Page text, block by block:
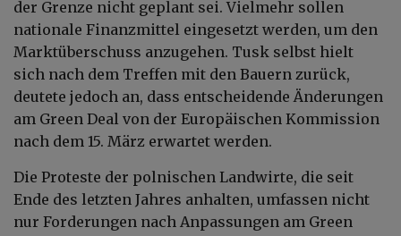
der Grenze nicht geplant sei. Vielmehr sollen
nationale Finanzmittel eingesetzt werden, um den
Marktüberschuss anzugehen. Tusk selbst hielt
sich nach dem Treffen mit den Bauern zurück,
deutete jedoch an, dass entscheidende Änderungen
am Green Deal von der Europäischen Kommission
nach dem 15. März erwartet werden.
Die Proteste der polnischen Landwirte, die seit
Ende des letzten Jahres anhalten, umfassen nicht
nur Forderungen nach Anpassungen am Green